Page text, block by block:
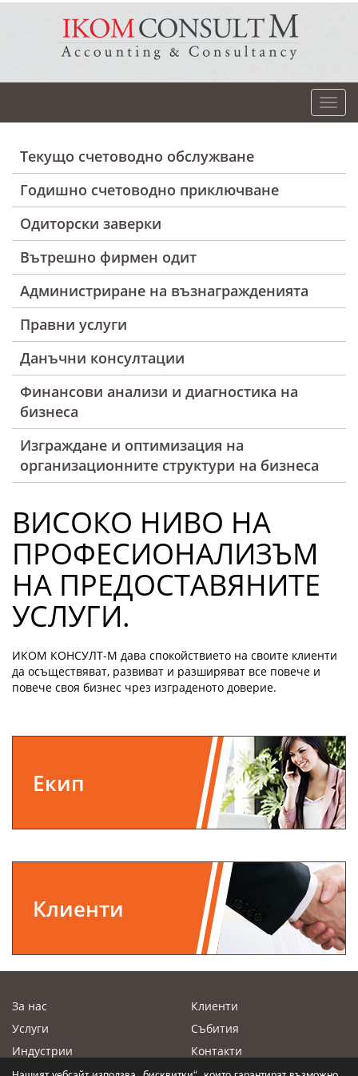
Текущо счетоводно обслужване
Годишно счетоводно приключване
Одиторски заверки
Вътрешно фирмен одит
Администриране на възнагражденията
Правни услуги
Данъчни консултации
Финансови анализи и диагностика на
бизнеса
Изграждане и оптимизация на
организационните структури на бизнеса
ВИСОКО НИВО НА
ПРОФЕСИОНАЛИЗЪМ
НА ПРЕДОСТАВЯНИТЕ
УСЛУГИ.
ИКОМ КОНСУЛТ-М дава спокойствието на своите клиенти
да осъществяват, развиват и разширяват все повече и
повече своя бизнес чрез изграденото доверие.
Екип
Клиенти
За нас
Услуги
Индустрии
Клиенти
Събития
Контакти